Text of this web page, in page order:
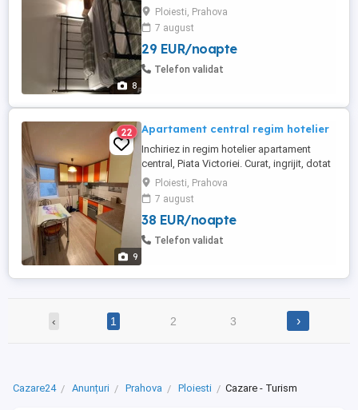
8
ceea ce este necesar pentru a permite
sederea pe orice perioada. Acces
interenet wi-fi si cablu gratuit, frigider,
bucatarie complet utilata.
Ploiesti, Prahova
7 august
29 EUR/noapte
Telefon validat
9
22 Apartament central regim hotelier
Inchiriez in regim hotelier apartament
central, Piata Victoriei. Curat, ingrijit, dotat
cu tot ceea ce este necesar pentru a
permite sederea pe orice perioada. Acces
interenet wi-fi si cablu gratuit, masina de
spalat, frigider, bucatarie complet utilata.
Ploiesti, Prahova
7 august
38 EUR/noapte
Telefon validat
‹ 1 2 3 ›
Cazare24 Anunțuri Prahova Ploiesti Cazare - Turism